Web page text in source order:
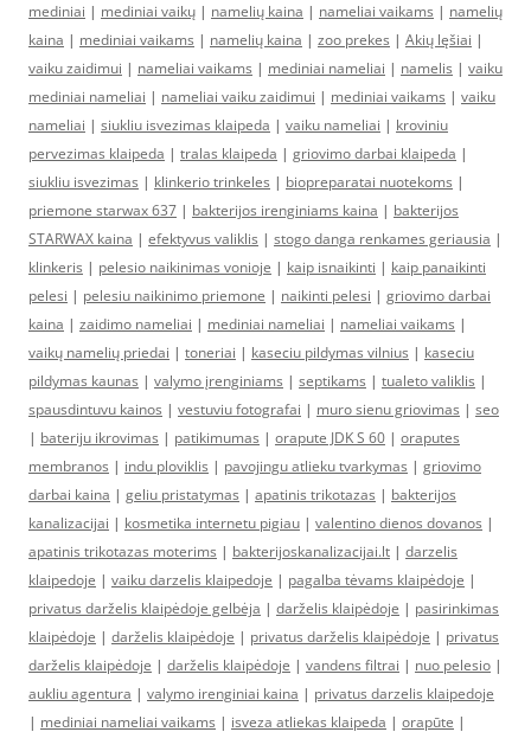
mediniai | mediniai vaikų | namelių kaina | nameliai vaikams | namelių
kaina | mediniai vaikams | namelių kaina | zoo prekes | Akių lęšiai |
vaiku zaidimui | nameliai vaikams | mediniai nameliai | namelis | vaiku
mediniai nameliai | nameliai vaiku zaidimui | mediniai vaikams | vaiku
nameliai | siukliu isvezimas klaipeda | vaiku nameliai | kroviniu
pervezimas klaipeda | tralas klaipeda | griovimo darbai klaipeda |
siukliu isvezimas | klinkerio trinkeles | biopreparatai nuotekoms |
priemone starwax 637 | bakterijos irenginiams kaina | bakterijos
STARWAX kaina | efektyvus valiklis | stogo danga renkames geriausia |
klinkeris | pelesio naikinimas vonioje | kaip isnaikinti | kaip panaikinti
pelesi | pelesiu naikinimo priemone | naikinti pelesi | griovimo darbai
kaina | zaidimo nameliai | mediniai nameliai | nameliai vaikams |
vaikų namelių priedai | toneriai | kaseciu pildymas vilnius | kaseciu
pildymas kaunas | valymo įrenginiams | septikams | tualeto valiklis |
spausdintuvu kainos | vestuviu fotografai | muro sienu griovimas | seo
| bateriju ikrovimas | patikimumas | orapute JDK S 60 | oraputes
membranos | indu ploviklis | pavojingu atlieku tvarkymas | griovimo
darbai kaina | geliu pristatymas | apatinis trikotazas | bakterijos
kanalizacijai | kosmetika internetu pigiau | valentino dienos dovanos |
apatinis trikotazas moterims | bakterijoskanalizacijai.lt | darzelis
klaipedoje | vaiku darzelis klaipedoje | pagalba tėvams klaipėdoje |
privatus darželis klaipėdoje gelbėja | darželis klaipėdoje | pasirinkimas
klaipėdoje | darželis klaipėdoje | privatus darželis klaipėdoje | privatus
darželis klaipėdoje | darželis klaipėdoje | vandens filtrai | nuo pelesio |
aukliu agentura | valymo irenginiai kaina | privatus darzelis klaipedoje
| mediniai nameliai vaikams | isveza atliekas klaipeda | orapūte |